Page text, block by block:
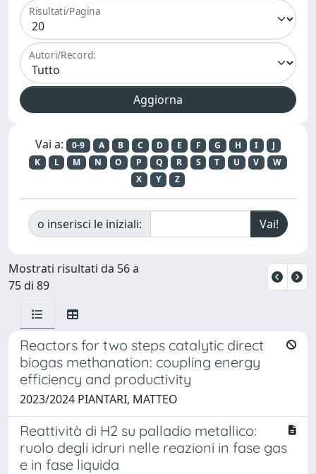
Risultati/Pagina
Autori/Record:
Vai a: 0-9 A B C D E F G H I
J
K
L M N O P Q R S T U V
W
X
Y Z
o inserisci le iniziali:
Mostrati risultati da 56 a
75 di 89
Reactors for two steps catalytic direct
biogas methanation: coupling energy
efficiency and productivity
2023/2024 PIANTARI, MATTEO
Reattività di H2 su palladio metallico:
ruolo degli idruri nelle reazioni in fase gas
e in fase liquida